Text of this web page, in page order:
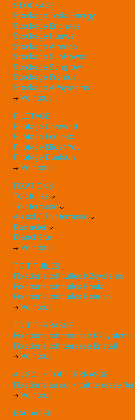
STOCKAGE
Stockage Tesla Energy
Stockage Enphase
Stockage Huawei
Stockage Atmoce
Stockage SunPower
Stockage Sungrow
Stockage Fronius
Stockage APsystems
Voir tout
PILOTAGE
Pilotage Comwatt
Pilotage Ecojoko
Pilotage Elios4You
Pilotage Dualsun
Voir tout
FIXATIONS
Toit tuiles
Toit terrasse
Au sol / Toit terrasse
Bac acier
Etanchéité
Voir tout
TOIT TUILES
Fixations toit tuiles K2systems
Fixations toit tuiles Enstall
Fixations toit tuiles Renusol
Voir tout
TOIT TERRASSE
Fixations toit terrasse K2systems
Fixations toit terrasse Enstall
Voir tout
AU SOL / TOIT TERRASSE
Fixations au sol / toit terrasse
Voir tout
BAC ACIER